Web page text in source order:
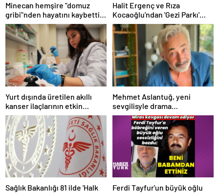
Minecan hemşire "domuz
gribi"nden hayatını kaybetti –
Haberler | Sağlık Haberleri
Halit Ergenç ve Rıza
Kocaoğlu'ndan 'Gezi Parkı'
ifadesi – Magazin haberleri
Yurt dışında üretilen akıllı
kanser ilaçlarının etkin
maddesi yerli imkanlarla
geliştirildi | Sağlık Haberleri
Mehmet Aslantuğ, yeni
sevgilisyle drama
çalışmalarında tanıştı –
Magazin haberleri
Sağlık Bakanlığı 81 ilde 'Halk
Ferdi Tayfur'un büyük oğlu